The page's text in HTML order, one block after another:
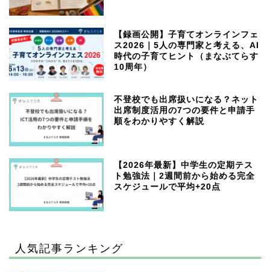
【録画公開】子育てオンラインフェ
ス2026｜5人の専門家と考える、AI
時代の子育てヒント（まなぶてらす
10周年）
不登校でも出席扱いになる？ネット
出席制度活用の7つの要件と申請手
順をわかりやすく解説
【2026年最新】中学生の定期テス
ト勉強法｜2週間前から始める完全
スケジュールで平均+20点
人気記事ランキング